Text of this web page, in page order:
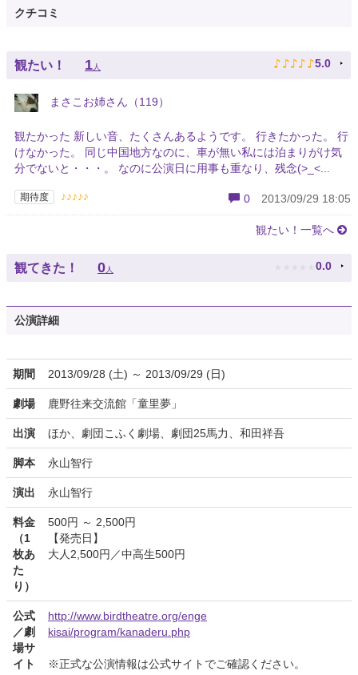
クチコミ
観たい！ 1人 ♪ ♪ ♪ ♪ ♪ 5.0
まさこお姉さん（119）
観たかった 新しい音、たくさんあるようです。 行きたかった。 行
けなかった。 同じ中国地方なのに、車が無い私には泊まりがけ気
分でないと・・・。 なのに公演日に用事も重なり、残念(>_<...
期待度 ♪♪♪♪♪ 0 2013/09/29 18:05
観たい！一覧へ
観てきた！ 0 人 ★ ★ ★ ★ ★ 0.0
公演詳細
期間 2013/09/28 (土) ～ 2013/09/29 (日)
劇場 鹿野往来交流館「童里夢」
出演 ほか、劇団こふく劇場、劇団25馬力、和田祥吾
脚本 永山智行
演出 永山智行
料金
（1
枚あ
た
り）
500円 ～ 2,500円
【発売日】
大人2,500円／中高生500円
公式
／劇
場サ
イト
http://www.birdtheatre.org/enge
kisai/program/kanaderu.php
※正式な公演情報は公式サイトでご確認ください。